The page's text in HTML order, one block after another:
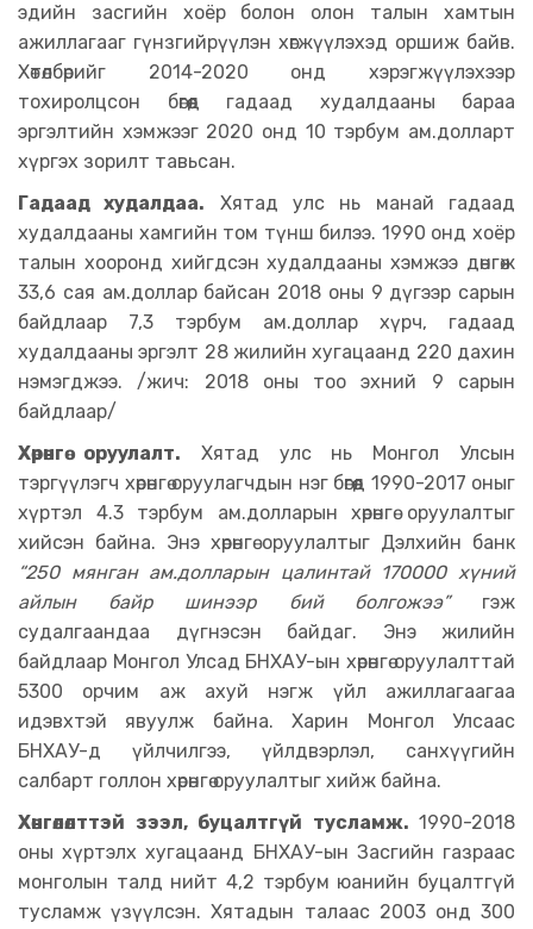
эдийн засгийн хоёр болон олон талын хамтын
ажиллагааг гүнзгийрүүлэн хөгжүүлэхэд оршиж байв.
Хөтөлбөрийг 2014-2020 онд хэрэгжүүлэхээр
тохиролцсон бөгөөд гадаад худалдааны бараа
эргэлтийн хэмжээг 2020 онд 10 тэрбум ам.долларт
хүргэх зорилт тавьсан.
Гадаад худалдаа. Хятад улс нь манай гадаад
худалдааны хамгийн том түнш билээ. 1990 онд хоёр
талын хооронд хийгдсэн худалдааны хэмжээ дөнгөж
33,6 сая ам.доллар байсан 2018 оны 9 дүгээр сарын
байдлаар 7,3 тэрбум ам.доллар хүрч, гадаад
худалдааны эргэлт 28 жилийн хугацаанд 220 дахин
нэмэгджээ. /жич: 2018 оны тоо эхний 9 сарын
байдлаар/
Хөрөнгө оруулалт. Хятад улс нь Монгол Улсын
тэргүүлэгч хөрөнгө оруулагчдын нэг бөгөөд 1990-2017 оныг
хүртэл 4.3 тэрбум ам.долларын хөрөнгө оруулалтыг
хийсэн байна. Энэ хөрөнгө оруулалтыг Дэлхийн банк
“250 мянган ам.долларын цалинтай 170000 хүний
айлын байр шинээр бий болгожээ”гэж
судалгаандаа дүгнэсэн байдаг. Энэ жилийн
байдлаар Монгол Улсад БНХАУ-ын хөрөнгө оруулалттай
5300 орчим аж ахуй нэгж үйл ажиллагаагаа
идэвхтэй явуулж байна. Харин Монгол Улсаас
БНХАУ-д үйлчилгээ, үйлдвэрлэл, санхүүгийн
салбарт голлон хөрөнгө оруулалтыг хийж байна.
Хөнгөлөлттэй зээл, буцалтгүй тусламж. 1990-2018
оны хүртэлх хугацаанд БНХАУ-ын Засгийн газраас
монголын талд нийт 4,2 тэрбум юанийн буцалтгүй
тусламж үзүүлсэн. Хятадын талаас 2003 онд 300